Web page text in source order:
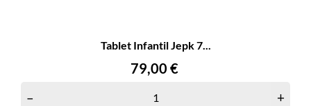
Tablet Infantil Jepk 7...
Precio
79,00 €
– +